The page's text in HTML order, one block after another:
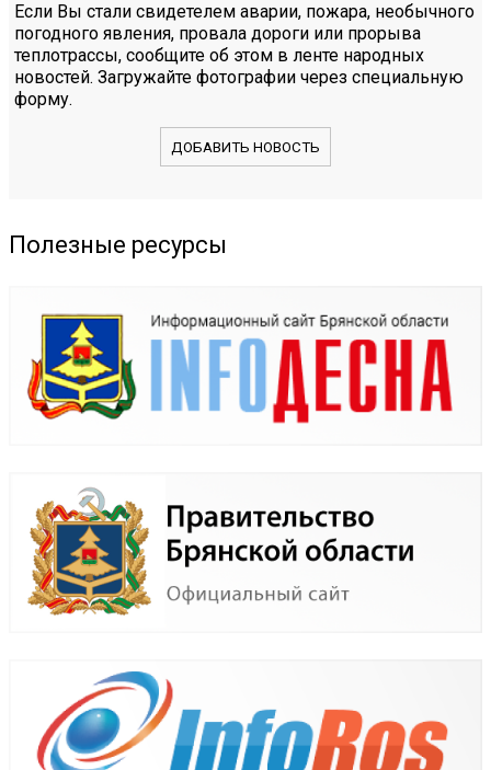
Если Вы стали свидетелем аварии, пожара, необычного
погодного явления, провала дороги или прорыва
теплотрассы, сообщите об этом в ленте народных
новостей. Загружайте фотографии через специальную
форму.
ДОБАВИТЬ НОВОСТЬ
Полезные ресурсы